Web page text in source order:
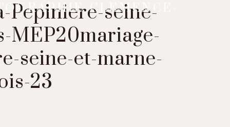
CLEMENCE-
Pepiniere-seine-
MEP20mariage-
seine-et-marne-
23